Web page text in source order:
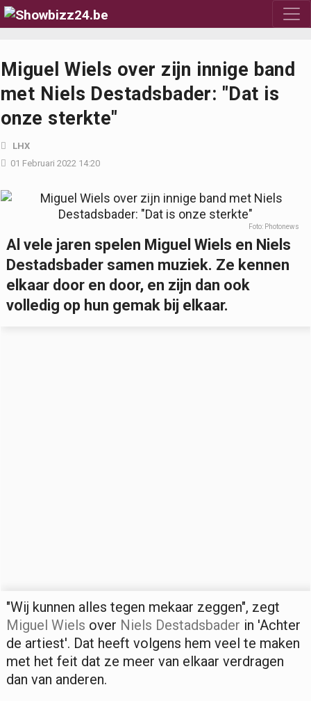
Miguel Wiels over zijn innige band
met Niels Destadsbader: "Dat is
onze sterkte"
LHX
01 Februari 2022 14:20
Foto: Photonews
Al vele jaren spelen Miguel Wiels en Niels
Destadsbader samen muziek. Ze kennen
elkaar door en door, en zijn dan ook
volledig op hun gemak bij elkaar.
"Wij kunnen alles tegen mekaar zeggen", zegt
Miguel Wiels over Niels Destadsbader in 'Achter
de artiest'. Dat heeft volgens hem veel te maken
met het feit dat ze meer van elkaar verdragen
dan van anderen.